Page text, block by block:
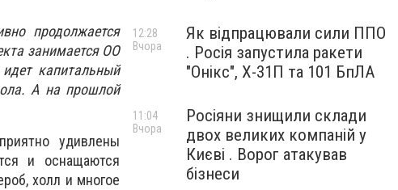
продолжается
занимается ОО
капитальный
А на прошлой
удивлены
и оснащаются
холл и многое
Як відпрацювали сили ППО
. Росія запустила ракети
"Онікс", Х-31П та 101 БпЛА
12:28
Вчора
Росіяни знищили склади
двох великих компаній у
Києві . Ворог атакував
бізнеси
11:04
Вчора